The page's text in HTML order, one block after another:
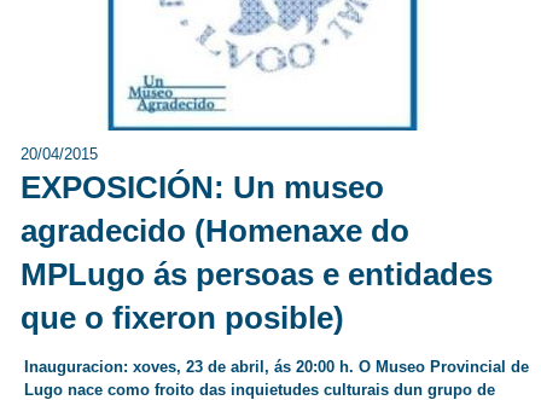
20/04/2015
EXPOSICIÓN: Un museo
agradecido (Homenaxe do
MPLugo ás persoas e entidades
que o fixeron posible)
Inauguracion:xoves, 23 de abril, ás 20:00 h. O Museo Provincial de
Lugo nace como froito das inquietudes culturais dun grupo de